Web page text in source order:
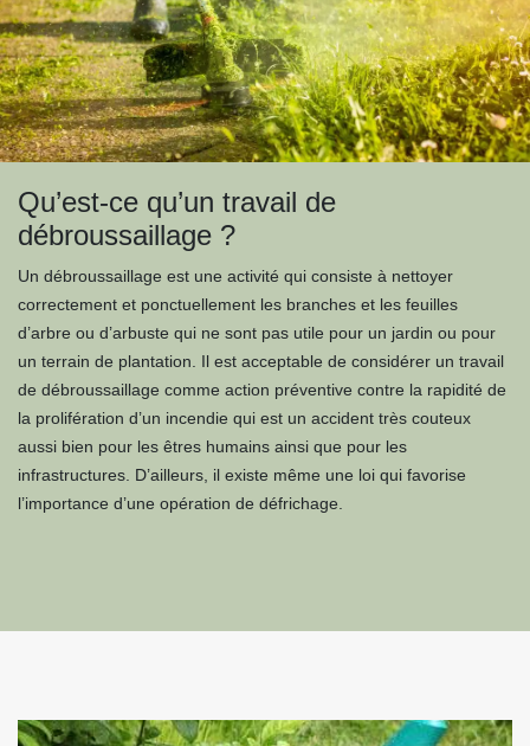
Qu’est-ce qu’un travail de
débroussaillage ?
Un débroussaillage est une activité qui consiste à nettoyer
correctement et ponctuellement les branches et les feuilles
d’arbre ou d’arbuste qui ne sont pas utile pour un jardin ou pour
un terrain de plantation. Il est acceptable de considérer un travail
de débroussaillage comme action préventive contre la rapidité de
la prolifération d’un incendie qui est un accident très couteux
aussi bien pour les êtres humains ainsi que pour les
infrastructures. D’ailleurs, il existe même une loi qui favorise
l’importance d’une opération de défrichage.